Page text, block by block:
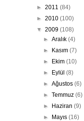
► 2011 (84)
► 2010 (100)
▼ 2009 (108)
►Aralık(4)
► Kasım(7)
► Ekim(10)
► Eylül(8)
►Ağustos(6)
►Temmuz(6)
► Haziran(9)
► Mayıs(16)